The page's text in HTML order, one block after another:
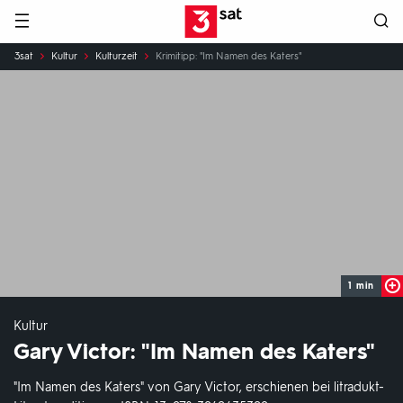
Hauptnavigation 3SAT
Sie
sind
3sat Kultur Kulturzeit Krimitipp: "Im Namen des Katers"
1 min
Kultur
Gary Victor: "Im Namen des Katers"
"Im Namen des Katers" von Gary Victor, erschienen bei litradukt-